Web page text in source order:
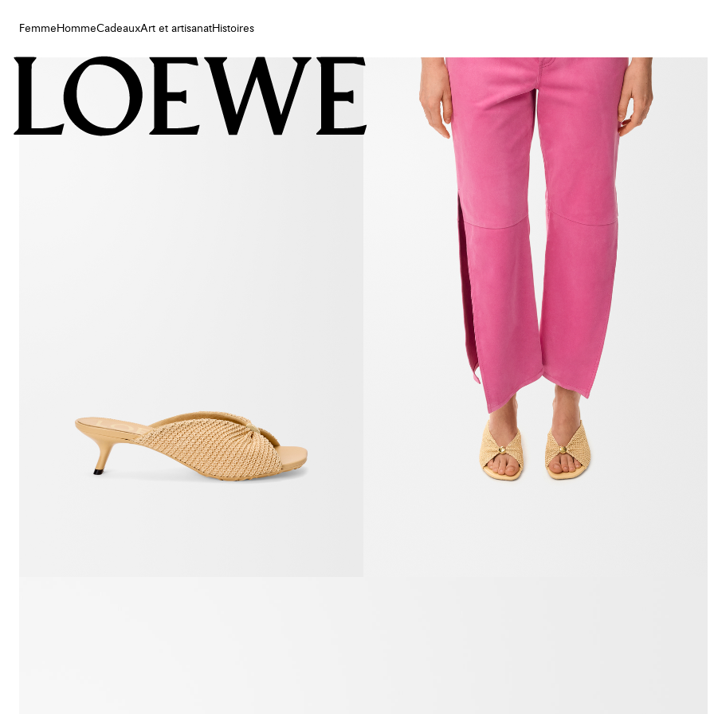
Femme HommeCadeauxArt et artisanatHistoires
Femme
Art et artisanat